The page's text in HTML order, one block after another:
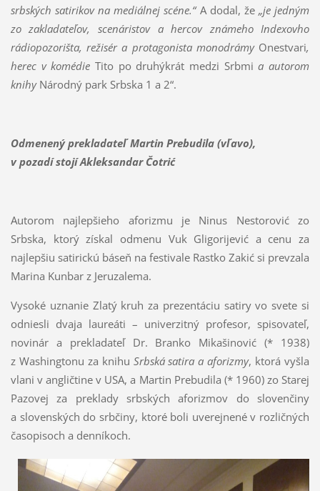
srbských satirikov na mediálnej scéne.“ A dodal, že„je jedným
zo zakladateľov, scenáristov a hercov známeho Indexovho
rádiopozorišta, režisér a protagonista monodrámy Onestvari,
herec v komédie Tito po druhýkrát medzi Srbmi a autorom
knihy Národný park Srbska 1 a 2“.
Odmenený prekladateľ Martin Prebudila (vľavo),
v pozadí stojí Akleksandar Čotrić
Autorom najlepšieho aforizmu je Ninus Nestorović zo
Srbska, ktorý získal odmenu Vuk Gligorijević a cenu za
najlepšiu satirickú báseň na festivale Rastko Zakić si prevzala
Marina Kunbar z Jeruzalema.
Vysoké uznanie Zlatý kruh za prezentáciu satiry vo svete si
odniesli dvaja laureáti – univerzitný profesor, spisovateľ,
novinár a prekladateľ Dr. Branko Mikašinović (* 1938)
z Washingtonu za knihu Srbská satira a aforizmy, ktorá vyšla
vlani v angličtine v USA, a Martin Prebudila (* 1960) zo Starej
Pazovej za preklady srbských aforizmov do slovenčiny
a slovenských do srbčiny, ktoré boli uverejnené v rozličných
časopisoch a denníkoch.